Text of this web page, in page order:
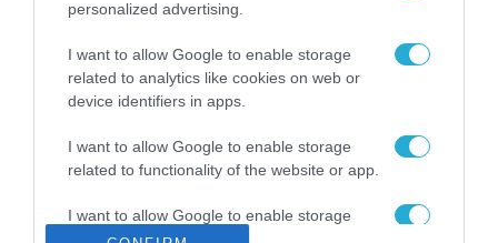
personalized advertising.
I want to allow Google to enable storage
related to analytics like cookies on web or
device identifiers in apps.
I want to allow Google to enable storage
related to functionality of the website or app.
I want to allow Google to enable storage
related to personalization.
Σ. Καλαφάτης: «Η
Τεχνητή Νοημοσύνη
δεν είναι απλώς μια
μια νέα βιομηχανική
επανάσταση»
Νέος οδηγός του ΕΚΤ
των ελληνικών